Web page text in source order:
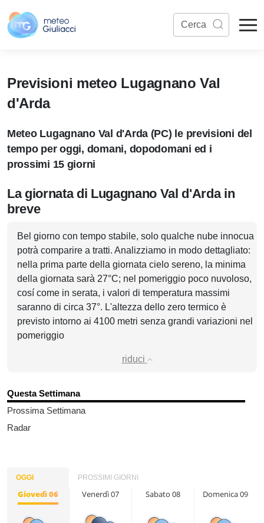
Previsioni meteo Lugagnano Val
d'Arda
Meteo Lugagnano Val d'Arda (PC) le previsioni del
tempo per oggi, domani, dopodomani ed i
prossimi 15 giorni
La giornata di Lugagnano Val d'Arda in
breve
Bel giorno con tempo stabile, solo qualche nube innocua
potrà comparire a tratti. Analizziamo in modo dettagliato:
nella prima parte della giornata cielo sereno, la minima
della giornata sarà 27°C; nel pomeriggio poco nuvoloso,
cosí come in serata, i valori di temperatura massimi
saranno di circa 37°. L'altezza dello zero termico è
previsto intorno ai 4100 metri senza grandi variazioni nel
pomeriggio
riduci
Questa Settimana
Prossima Settimana
Radar
OGGI PROSSIMI GIORNI
Giovedì 06 Venerdì 07 Sabato 08 Domenica 09